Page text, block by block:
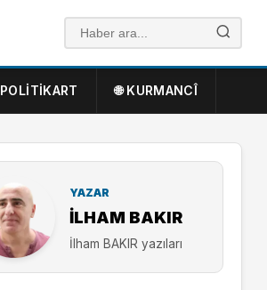
POLITIKART 🌐 KURMANCÎ
YAZAR
İLHAM BAKIR
İlham BAKIR yazıları